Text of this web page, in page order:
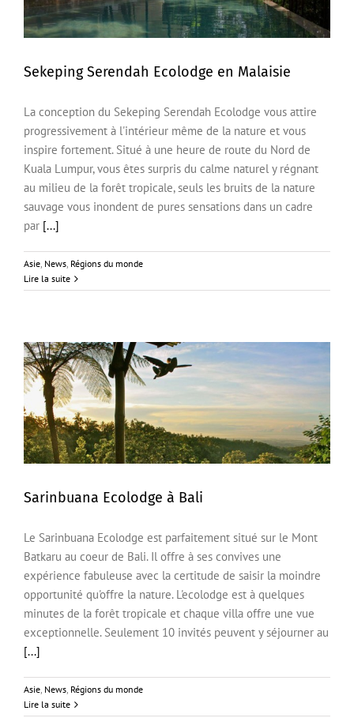
Sekeping Serendah Ecolodge en Malaisie
Sekeping Serendah Ecolodge en Malaisie
La conception du Sekeping Serendah Ecolodge vous attire
progressivement à l'intérieur même de la nature et vous
inspire fortement. Situé à une heure de route du Nord de
Kuala Lumpur, vous êtes surpris du calme naturel y régnant
au milieu de la forêt tropicale, seuls les bruits de la nature
sauvage vous inondent de pures sensations dans un cadre
par [...]
Asie, News, Régions du monde
Lire la suite
Sarinbuana Ecolodge à Bali
Sarinbuana Ecolodge à Bali
Le Sarinbuana Ecolodge est parfaitement situé sur le Mont
Batkaru au coeur de Bali. Il offre à ses convives une
expérience fabuleuse avec la certitude de saisir la moindre
opportunité qu'offre la nature. L'ecolodge est à quelques
minutes de la forêt tropicale et chaque villa offre une vue
exceptionnelle. Seulement 10 invités peuvent y séjourner au
[...]
Asie, News, Régions du monde
Lire la suite